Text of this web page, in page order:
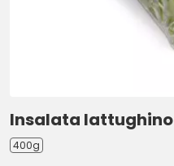
Insalata lattughino
400g